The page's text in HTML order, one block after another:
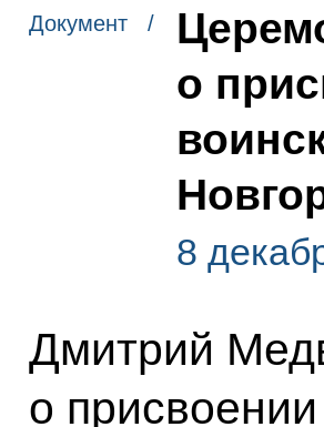
Документ /
о
8
Дмитрий
о